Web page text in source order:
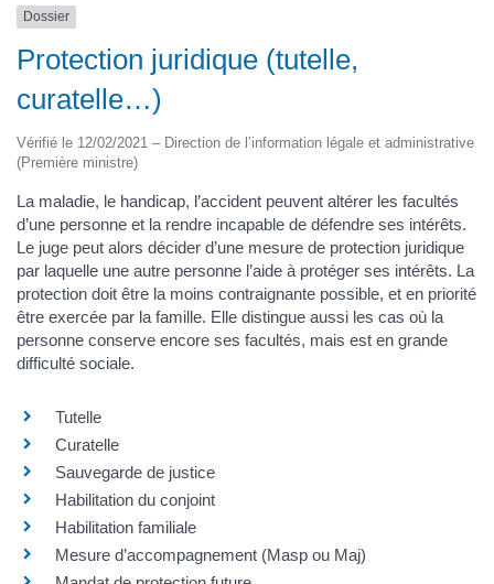
Dossier
Protection juridique (tutelle,
curatelle…)
Vérifié le 12/02/2021 – Direction de l’information légale et administrative
(Première ministre)
La maladie, le handicap, l’accident peuvent altérer les facultés
d’une personne et la rendre incapable de défendre ses intérêts.
Le juge peut alors décider d’une mesure de protection juridique
par laquelle une autre personne l’aide à protéger ses intérêts. La
protection doit être la moins contraignante possible, et en priorité
être exercée par la famille. Elle distingue aussi les cas où la
personne conserve encore ses facultés, mais est en grande
difficulté sociale.
Tutelle
Curatelle
Sauvegarde de justice
Habilitation du conjoint
Habilitation familiale
Mesure d’accompagnement (Masp ou Maj)